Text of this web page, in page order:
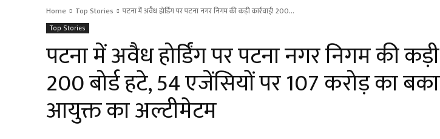
Home Top Stories पटना में अवैध होर्डिंग पर पटना नगर निगम की कड़ी कार्रवाई! 200...
Top Stories
पटना में अवैध होर्डिंग पर पटना नगर निगम की कड़ी
200 बोर्ड हटे, 54 एजेंसियों पर ₹107 करोड़ का
आयुक्त का अल्टीमेटम